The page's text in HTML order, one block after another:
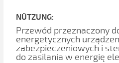
NÜTZUNG:
Przewód przeznaczony
energetycznych
zabezpieczeniowych i
do zasilania w energię